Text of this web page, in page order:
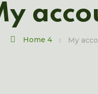
Home 4 My